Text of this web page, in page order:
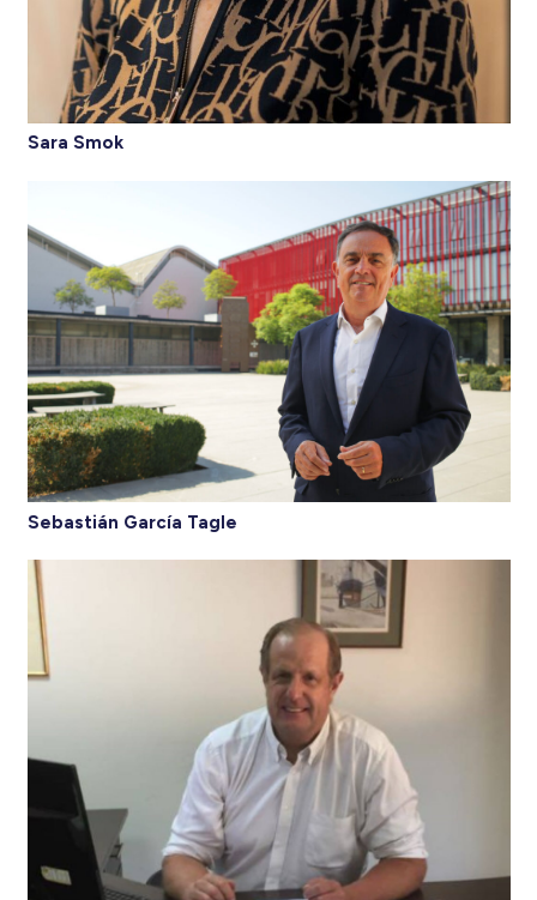
Sara Smok
Sebastián García Tagle